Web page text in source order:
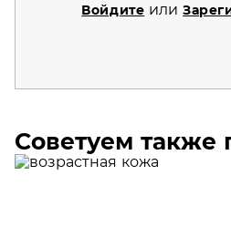
Войдите или
Советуем также